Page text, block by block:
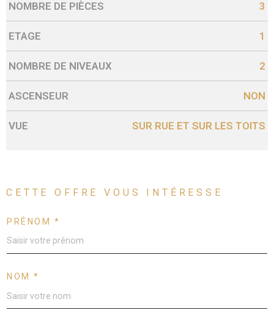
NOMBRE DE PIÈCES 3
ETAGE 1
NOMBRE DE NIVEAUX 2
ASCENSEUR NON
VUE SUR RUE ET SUR LES TOITS
CETTE OFFRE VOUS INTÉRESSE
PRÉNOM *
NOM *